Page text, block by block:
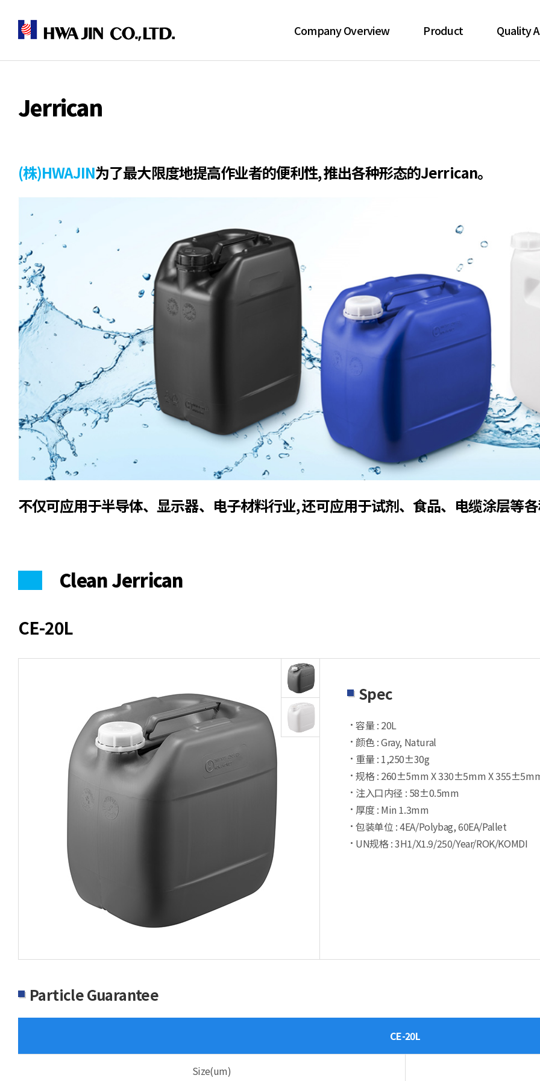
Company Overview Product
Accessory
Quality
Jerrican
(株)HWAJIN为了最大限度地提高作业者的便利性, 推出各种形态的Jerrican。
不仅可应用于半导体、显示器、电子材料行业, 还可应用于试剂、食品、电缆涂层等
Clean Jerrican
CE-20L
Spec
容量 : 20L
颜色 : Gray, Natural
重量 : 1,250±30g
规格 : 260±5mm X 330±5mm X
注入口内径 : 58±0.5mm
厚度 : Min 1.3mm
包装单位 : 4EA/Polybag, 60EA/Pallet
UN规格 : 3H1/X1.9/250/Year/ROK/KOMDI
Particle Guarantee
CE-20L
Size(um)